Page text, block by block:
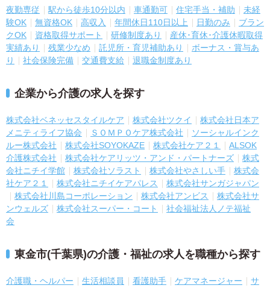
夜勤専従 駅から徒歩10分以内 車通勤可 住宅手当・補助
未経
験OK
無資格OK 高収入 年間休日110日以上 日勤のみ
ブラン
クOK
資格取得サポート 研修制度あり
産休･育休･介護休暇取得
実績あり
残業少なめ 託児所・育児補助あり
ボーナス・賞与あ
り
社会保険完備 交通費支給 退職金制度あり
企業から介護の求人を探す
株式会社ベネッセスタイルケア 株式会社ツクイ
株式会社日本ア
メニティライフ協会
ＳＯＭＰＯケア株式会社
ソーシャルインク
ルー株式会社
株式会社SOYOKAZE 株式会社ケア２１
ALSOK
介護株式会社
株式会社ケアリッツ・アンド・パートナーズ
株式
会社ニチイ学館
株式会社ソラスト 株式会社やさしい手
株式会
社ケア２１
株式会社ニチイケアパレス
株式会社サンガジャパン
株式会社川島コーポレーション
株式会社アンビス
株式会社サ
ンウェルズ
株式会社スーパー・コート
社会福祉法人ノテ福祉
会
東金市(千葉県)の介護・福祉の求人を職種から探す
介護職・ヘルパー 生活相談員 看護助手 ケアマネージャー
サ